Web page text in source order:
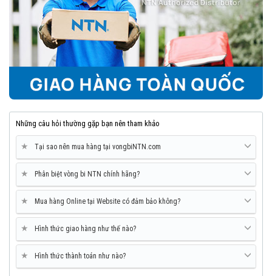
vongbiNTN.com) làĐại lý uỷ quyền vòng bi NTN chính hãng
tại Việt Nam
. Liên hệ ngay với chúng tôi nếu Bạn cần tư vấn loại
vòng bi NTN phù hợp với ứng dụng của mình.
Những câu hỏi thường gặp bạn nên tham khảo
★ Tại sao nên mua hàng tại vongbiNTN.com
★ Phân biệt vòng bi NTN chính hãng?
★ Mua hàng Online tại Website có đảm bảo không?
★ Hình thức giao hàng như thế nào?
★ Hình thức thành toán như nào?